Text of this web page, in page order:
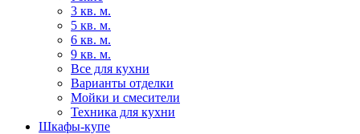
3 кв. м.
5 кв. м.
6 кв. м.
9 кв. м.
Все для кухни
Варианты отделки
Мойки и смесители
Техника для кухни
Шкафы-купе